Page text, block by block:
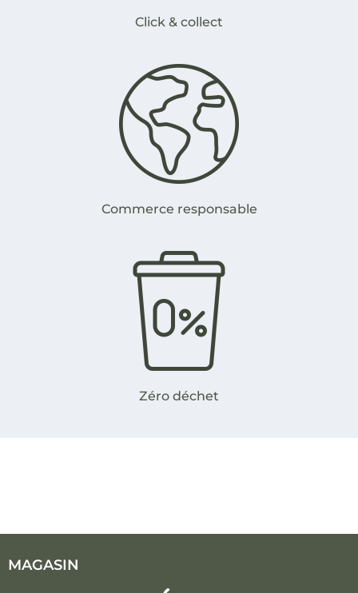
Click & collect
Commerce responsable
Zéro déchet
MAGASIN